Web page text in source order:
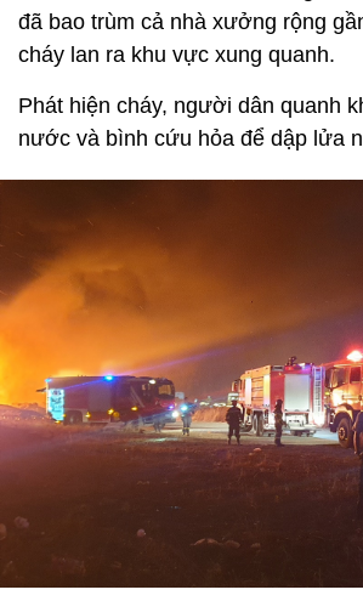
đã bao trùm cả nhà xưởng rộng
cháy lan ra khu vực xung quanh.
Phát hiện cháy, người dân quanh
nước và bình cứu hỏa để dập lửa